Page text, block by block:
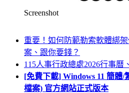
Screenshot
重要！如何防範勒索軟體綁
案、跟你要錢？
115人事行政總處2026行事曆
[免費下載] Windows 11 簡體/
檔案) 官方網站正式版本